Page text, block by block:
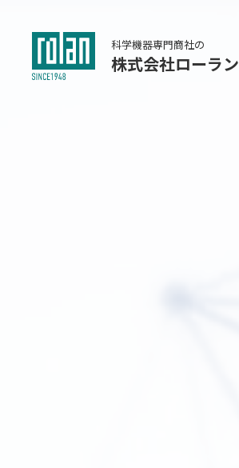
科学機器専門商社の
株式会社ローラン